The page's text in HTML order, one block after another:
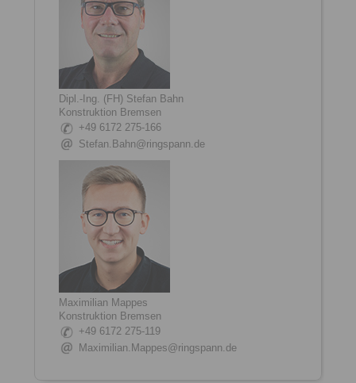
Dipl.-Ing. (FH) Stefan Bahn
Konstruktion Bremsen
+49 6172 275-166
Stefan.Bahn@ringspann.de
Maximilian Mappes
Konstruktion Bremsen
+49 6172 275-119
Maximilian.Mappes@ringspann.de